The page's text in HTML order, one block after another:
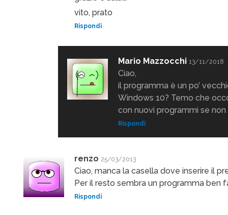
vito, prato
Rispondi
Mario Mazzocchi 13/11/2018
Ciao,
il programma è un po’
Windows 10? Temo che
con nuovi programmi se
Rispondi
renzo 25/03/2013
Ciao, manca la casella dove inserire il
Per il resto sembra un programma ben
Rispondi